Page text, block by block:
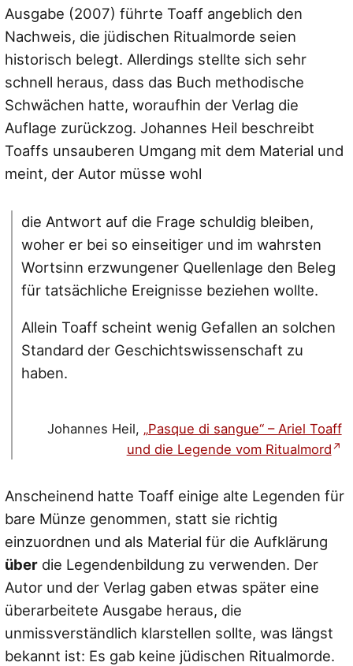
Ausgabe (2007) führte Toaff angeblich den
Nachweis, die jüdischen Ritualmorde seien
historisch belegt. Allerdings stellte sich sehr
schnell heraus, dass das Buch methodische
Schwächen hatte, woraufhin der Verlag die
Auflage zurückzog. Johannes Heil beschreibt
Toaffs unsauberen Umgang mit dem Material und
meint, der Autor müsse wohl
die Antwort auf die Frage schuldig bleiben,
woher er bei so einseitiger und im wahrsten
Wortsinn erzwungener Quellenlage den Beleg
für tatsächliche Ereignisse beziehen wollte.
Allein Toaff scheint wenig Gefallen an solchen
Standard der Geschichtswissenschaft zu
haben.
Johannes Heil, „Pasque di sangue“ – Ariel Toaff
und die Legende vom Ritualmord
Anscheinend hatte Toaff einige alte Legenden für
bare Münze genommen, statt sie richtig
einzuordnen und als Material für die Aufklärung
über die Legendenbildung zu verwenden. Der
Autor und der Verlag gaben etwas später eine
überarbeitete Ausgabe heraus, die
unmissverständlich klarstellen sollte, was längst
bekannt ist: Es gab keine jüdischen Ritualmorde.